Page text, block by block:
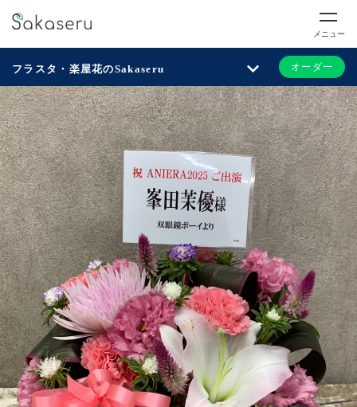
メニュー
フラスタ・楽屋花のSakaseru オーダー